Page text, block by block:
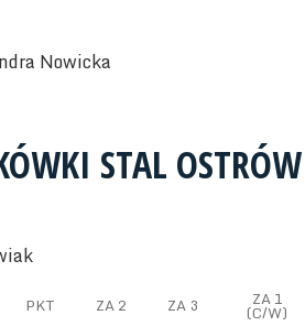
Nowicka
STAL OSTRÓW
PKT ZA 2 ZA 3 ZA 1
(C/W)